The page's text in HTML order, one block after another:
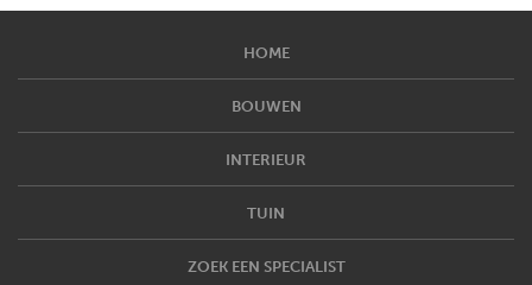
HOME
BOUWEN
INTERIEUR
TUIN
ZOEK EEN SPECIALIST